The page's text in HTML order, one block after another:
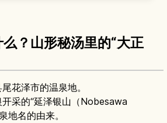
？山形秘汤里的“大正
花泽市的温泉地。
采的“延泽银山（Nobesawa
地名的由来。